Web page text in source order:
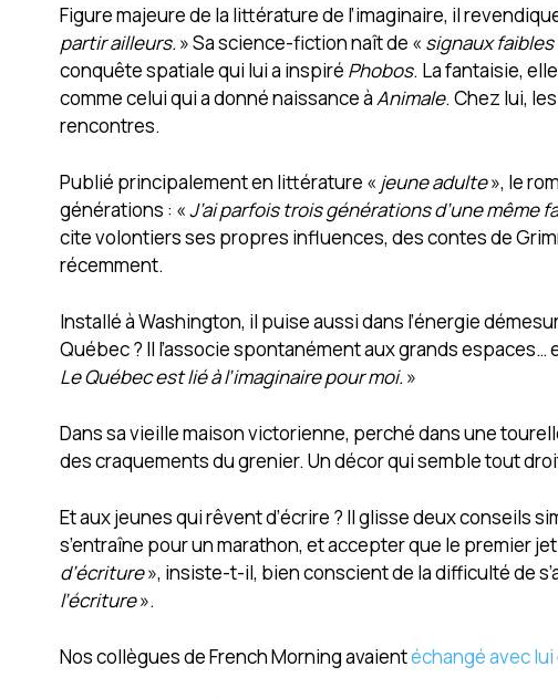
Figure majeure de la littérature de l’imaginaire, il
partir ailleurs. » Sa science-fiction naît de « signaux faibles
conquête spatiale qui lui a inspiré Phobos. La fantaisie,
comme celui qui a donné naissance àAnimale. Chez lui,
rencontres.
Publié principalement en littérature « jeune adulte», le
générations : «J’ai parfois trois générations d’une même
cite volontiers ses propres influences, des contes de
récemment.
Installé à Washington, il puise aussi dans l’énergie
Québec ? Il l’associe spontanément aux grands espaces…
Le Québec est lié à l’imaginaire pour moi. »
Dans sa vieille maison victorienne, perché dans une
des craquements du grenier. Un décor qui semble tout
Et aux jeunes qui rêvent d’écrire ? Il glisse deux conseils
s’entraîne pour un marathon, et accepter que le premier
d’écriture», insiste-t-il, bien conscient de la difficulté de
l’écriture».
Nos collègues de French Morning avaientéchangé avec lui